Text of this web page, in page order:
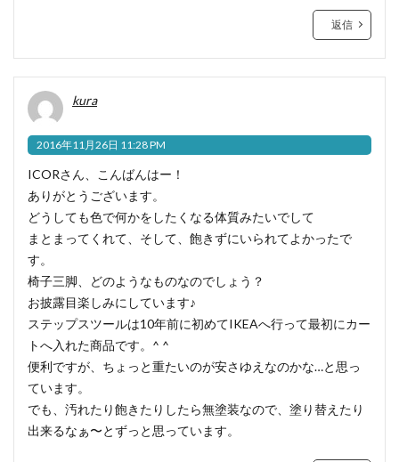
返信
kura
2016年11月26日 11:28 PM
ICORさん、こんばんはー！
ありがとうございます。
どうしても色で何かをしたくなる体質みたいでして
まとまってくれて、そして、飽きずにいられてよかったで
す。
椅子三脚、どのようなものなのでしょう？
お披露目楽しみにしています♪
ステップスツールは10年前に初めてIKEAへ行って最初にカー
トへ入れた商品です。^ ^
便利ですが、ちょっと重たいのが安さゆえなのかな…と思っ
ています。
でも、汚れたり飽きたりしたら無塗装なので、塗り替えたり
出来るなぁ〜とずっと思っています。